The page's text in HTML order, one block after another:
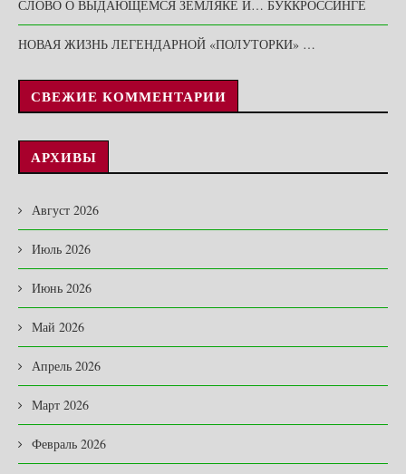
СЛОВО О ВЫДАЮЩЕМСЯ ЗЕМЛЯКЕ И… БУККРОССИНГЕ
НОВАЯ ЖИЗНЬ ЛЕГЕНДАРНОЙ «ПОЛУТОРКИ» …
СВЕЖИЕ КОММЕНТАРИИ
АРХИВЫ
Август 2026
Июль 2026
Июнь 2026
Май 2026
Апрель 2026
Март 2026
Февраль 2026